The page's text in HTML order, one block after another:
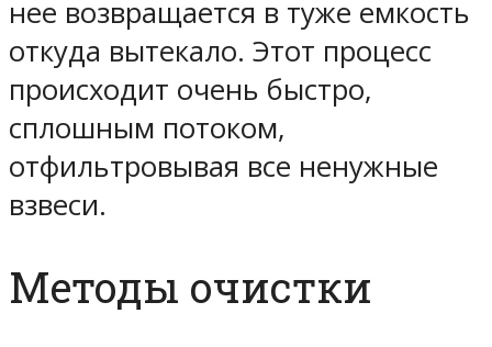
нее возвращается в туже емкость
откуда вытекало. Этот процесс
происходит очень быстро,
сплошным потоком,
отфильтровывая все ненужные
взвеси.
Методы очистки